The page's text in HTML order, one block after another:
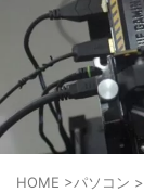
HOME >パソコン >